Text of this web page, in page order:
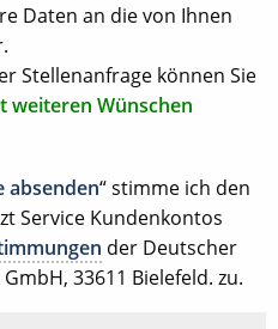
Daten an die von Ihnen
Stellenanfrage können Sie
weiteren Wünschen
absenden“ stimme ich den
Service Kundenkontos
der Deutscher
33611 Bielefeld. zu.